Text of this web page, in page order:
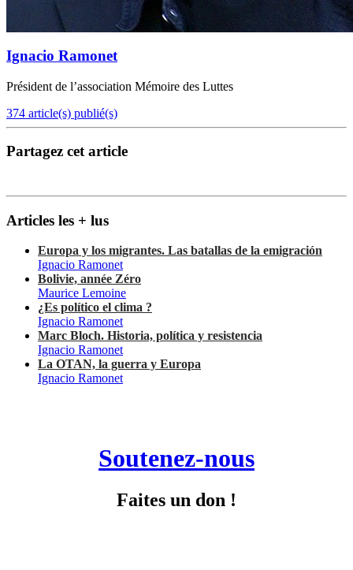
Ignacio Ramonet
Président de l’association Mémoire des Luttes
374 article(s) publié(s)
Partagez cet article
Articles les + lus
Europa y los migrantes. Las batallas de la emigración
Ignacio Ramonet
Bolivie, année Zéro
Maurice Lemoine
¿Es político el clima ?
Ignacio Ramonet
Marc Bloch. Historia, política y resistencia
Ignacio Ramonet
La OTAN, la guerra y Europa
Ignacio Ramonet
Soutenez-nous
Faites un don !